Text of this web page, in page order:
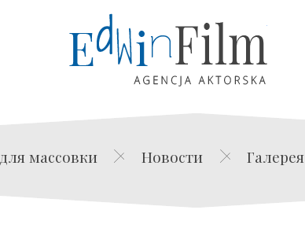
Edwin
для массовки Новости Галерея